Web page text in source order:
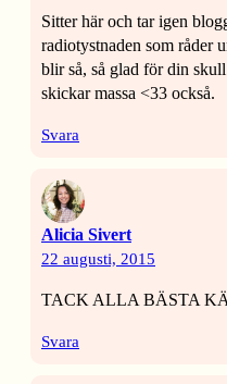
Sitter här och tar igen
radiotystnaden som råder
blir så, så glad för din
skickar massa <33 också.
Svara
Alicia Sivert
22 augusti, 2015
TACK ALLA BÄSTA
Svara